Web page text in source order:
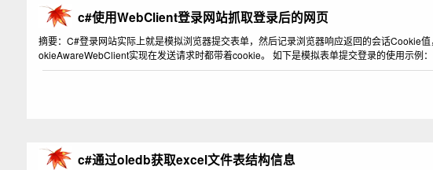
c#使用WebClient登录网站抓取登录后的网页
摘要：C#登录网站实际上就是模拟浏览器提交表单，然后记录浏览器响应返回的会话Cookie
okieAwareWebClient实现在发送请求时都带着cookie。 如下是模拟表单提交登录的使用示例
c#通过oledb获取excel文件表结构信息